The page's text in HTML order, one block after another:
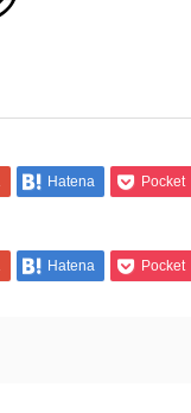
Hatena Pocket
Hatena Pocket